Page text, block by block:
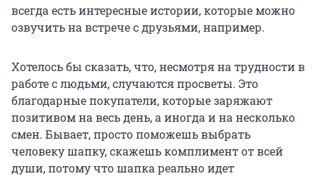
всегда есть интересные истории, которые можно
озвучить на встрече с друзьями, например.
Хотелось бы сказать, что, несмотря на трудности в
работе с людьми, случаются просветы. Это
благодарные покупатели, которые заряжают
позитивом на весь день, а иногда и на несколько
смен. Бывает, просто поможешь выбрать
человеку шапку, скажешь комплимент от всей
души, потому что шапка реально идет